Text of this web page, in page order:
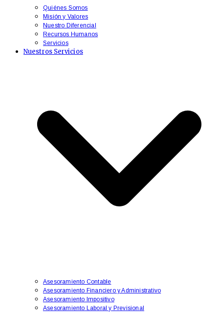
Quiénes Somos
Misión y Valores
Nuestro Diferencial
Recursos Humanos
Servicios
Nuestros Servicios
Asesoramiento Contable
Asesoramiento Financiero y Administrativo
​Asesoramiento Impositivo
Asesoramiento Laboral y Previsional